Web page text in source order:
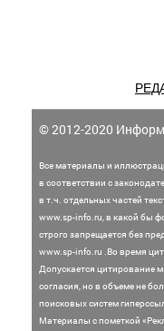
© 2012-2020
Все материалы и
в соответствии с
в т.ч. отдельных частей
www.sp-info.ru, в какой бы
строго запрещается без
www.sp-info.ru .Во время
Допускается цитирование
согласия, но в объеме не
поисковых систем
Материалы с пометкой